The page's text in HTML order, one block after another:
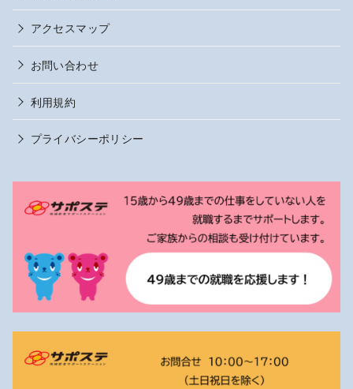
アクセスマップ
お問い合わせ
利用規約
プライバシーポリシー